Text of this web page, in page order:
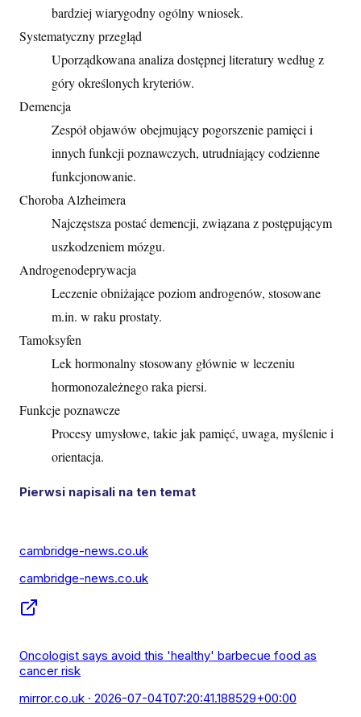
bardziej wiarygodny ogólny wniosek.
Systematyczny przegląd
Uporządkowana analiza dostępnej literatury według z
góry określonych kryteriów.
Demencja
Zespół objawów obejmujący pogorszenie pamięci i
innych funkcji poznawczych, utrudniający codzienne
funkcjonowanie.
Choroba Alzheimera
Najczęstsza postać demencji, związana z postępującym
uszkodzeniem mózgu.
Androgenodeprywacja
Leczenie obniżające poziom androgenów, stosowane
m.in. w raku prostaty.
Tamoksyfen
Lek hormonalny stosowany głównie w leczeniu
hormonozależnego raka piersi.
Funkcje poznawcze
Procesy umysłowe, takie jak pamięć, uwaga, myślenie i
orientacja.
Pierwsi napisali na ten temat
cambridge-news.co.uk
cambridge-news.co.uk
Oncologist says avoid this 'healthy' barbecue food as
cancer risk
mirror.co.uk · 2026-07-04T07:20:41.188529+00:00